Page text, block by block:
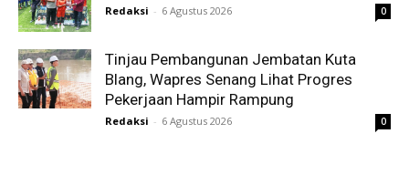
Redaksi - 6 Agustus 2026 0
Tinjau Pembangunan Jembatan Kuta
Blang, Wapres Senang Lihat Progres
Pekerjaan Hampir Rampung
Redaksi - 6 Agustus 2026 0